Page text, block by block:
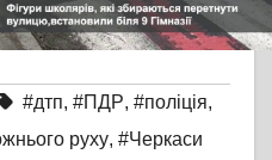
#дтп, #ПДР, #поліція,
руху, #Черкаси